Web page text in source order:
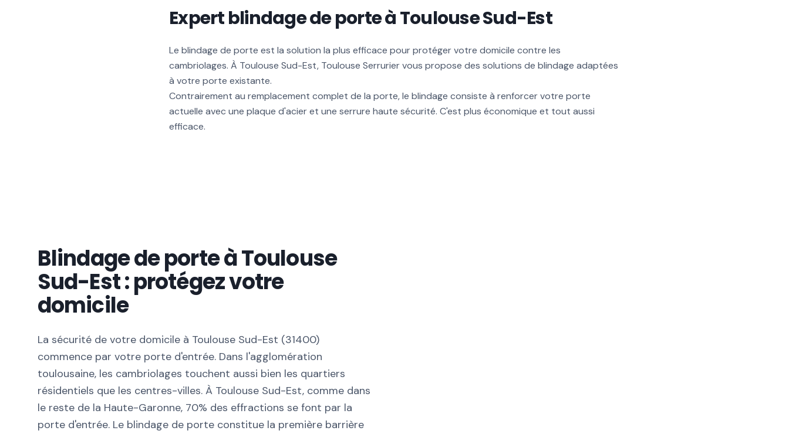
Expert blindage de porte à Toulouse Sud-Est
Le blindage de porte est la solution la plus efficace pour protéger votre domicile contre les
cambriolages. À Toulouse Sud-Est, Toulouse Serrurier vous propose des solutions de blindage adaptées
à votre porte existante.
Contrairement au remplacement complet de la porte, le blindage consiste à renforcer votre porte
actuelle avec une plaque d'acier et une serrure haute sécurité. C'est plus économique et tout aussi
efficace.
Blindage de porte à Toulouse
Sud-Est : protégez votre
domicile
La sécurité de votre domicile à Toulouse Sud-Est (31400)
commence par votre porte d'entrée. Dans l'agglomération
toulousaine, les cambriolages touchent aussi bien les quartiers
résidentiels que les centres-villes. À Toulouse Sud-Est, comme dans
le reste de la Haute-Garonne, 70% des effractions se font par la
porte d'entrée. Le blindage de porte constitue la première barrière